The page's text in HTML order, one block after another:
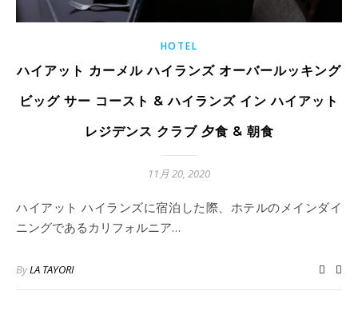
HOTEL
ハイアット カーメル ハイランズ オーバールッキング
ビッグ サー コースト & ハイランズ イン ハイアット
レジデンス クラブ 夕食 & 朝食
11月 20, 2020
ハイアット ハイランズに宿泊した際、ホテルのメインダイ
ニングであるカリフォルニア…
ByLA TAYORI